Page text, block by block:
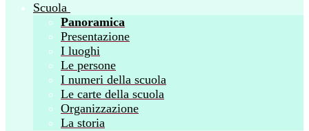
Scuola
Panoramica
Presentazione
I luoghi
Le persone
I numeri della scuola
Le carte della scuola
Organizzazione
La storia